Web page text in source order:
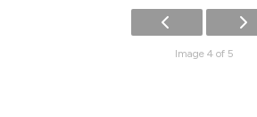
Image 4 of 5